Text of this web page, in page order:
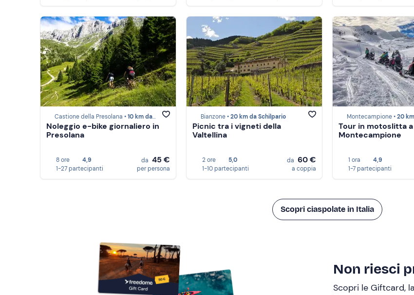
Castione della Presolana •10 km da Schilpario
Noleggio e-bike giornaliero in
Presolana
8 ore
4,9
1-27 partecipanti
da 45 €
per persona
Bianzone •20 km da Schilpario
Picnic tra i vigneti della
Valtellina
2 ore
5,0
1-10 partecipanti
da 60 €
a coppia
Montecampione •20 km
Tour in motoslitta a
Montecampione
1 ora
4,9
1-7 partecipanti
Scopri ciaspolate in Italia
Non riesci
Scopri le Giftcard,